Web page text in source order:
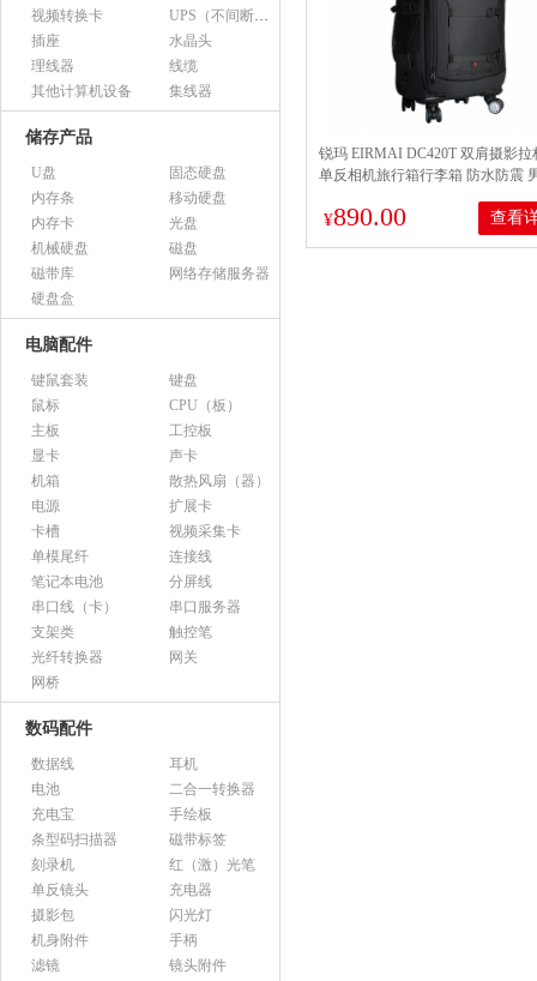
视频转换卡
UPS（不间断电源）
插座
水晶头
理线器
线缆
其他计算机设备
集线器
储存产品
U盘
固态硬盘
内存条
移动硬盘
内存卡
光盘
机械硬盘
磁盘
磁带库
网络存储服务器
硬盘盒
电脑配件
键鼠套装
键盘
鼠标
CPU（板）
主板
工控板
显卡
声卡
机箱
散热风扇（器）
电源
扩展卡
卡槽
视频采集卡
单模尾纤
连接线
笔记本电池
分屏线
串口线（卡）
串口服务器
支架类
触控笔
光纤转换器
网关
网桥
数码配件
数据线
耳机
电池
二合一转换器
充电宝
手绘板
条型码扫描器
磁带标签
刻录机
红（激）光笔
单反镜头
充电器
摄影包
闪光灯
机身附件
手柄
滤镜
镜头附件
锐玛 EIRMAI DC420T 双肩摄影拉
单反相机旅行箱行李箱 防水防震
¥890.00 查看